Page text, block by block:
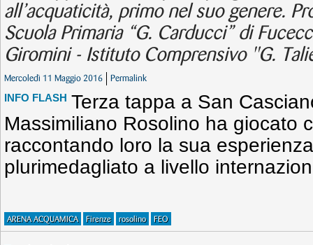
all’acquaticità, primo nel suo genere.
Scuola Primaria “G. Carducci” di
Giromini - Istituto Comprensivo "G.
Mercoledì 11 Maggio 2016 Permalink
INFO FLASH Terza tappa a San
Massimiliano Rosolino ha giocato
raccontando loro la sua
plurimedagliato a livello
ARENA ACQUAMICA Firenze rosolino FEO